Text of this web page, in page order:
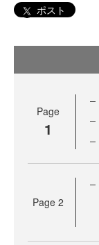
ポスト
Page
1
Page 2